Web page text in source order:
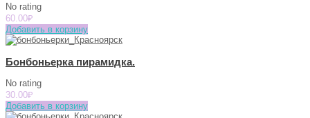
No rating
60.00₽
Добавить в корзину
Бонбоньерка пирамидка.
No rating
30.00₽
Добавить в корзину